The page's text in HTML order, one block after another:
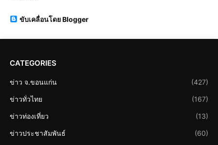
ขับเคลื่อนโดย Blogger
CATEGORIES
ข่าว จ.ขอนแก่น (427)
ข่าวทั่วไทย (167)
ข่าวท่องเที่ยว (13)
ข่าวประชาสัมพันธ์ (60)